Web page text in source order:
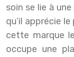
soin se lie à
qu’il apprécie
cette marque
occupe une